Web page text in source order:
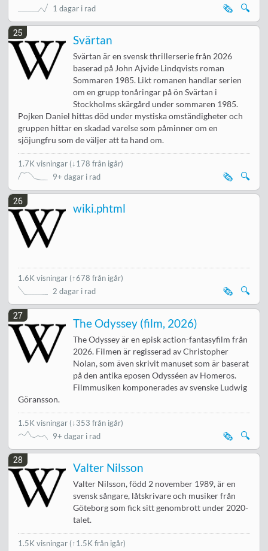
1 dagar i rad
🔍
🗞️
25
Svärtan
Svärtan är en svensk thrillerserie från 2026
baserad på John Ajvide Lindqvists roman
Sommaren 1985. Likt romanen handlar serien
om en grupp tonåringar på ön Svärtan i
Stockholms skärgård under sommaren 1985.
Pojken Daniel hittas död under mystiska omständigheter och
gruppen hittar en skadad varelse som påminner om en
sjöjungfru som de väljer att ta hand om.
1.7K visningar (↓178 från igår)
9+ dagar i rad
🔍
🗞️
26
wiki.phtml
1.6K visningar (↑678 från igår)
2 dagar i rad
🔍
🗞️
27
The Odyssey (film, 2026)
The Odyssey är en episk action-fantasyfilm från
2026. Filmen är regisserad av Christopher
Nolan, som även skrivit manuset som är baserat
på den antika eposen Odysséen av Homeros.
Filmmusiken komponerades av svenske Ludwig
Göransson.
1.5K visningar (↓353 från igår)
9+ dagar i rad
🔍
🗞️
28
Valter Nilsson
Valter Nilsson, född 2 november 1989, är en
svensk sångare, låtskrivare och musiker från
Göteborg som fick sitt genombrott under 2020-
talet.
1.5K visningar (↑1.5K från igår)